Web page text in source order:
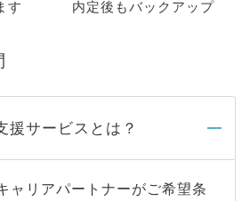
す
内定後もバックアップ
援サービスとは？
ャリアパートナーがご希望条